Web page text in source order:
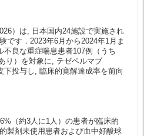
）は, 日本国内24施設で実施され
です．2023年6月から2024年1月ま
良な重症喘息患者107例（うち
り）を対象に, テゼペルマブ
下投与し, 臨床的寛解達成率を前向
（約3人に1人）の患者が臨床的
製剤未使用患者および血中好酸球